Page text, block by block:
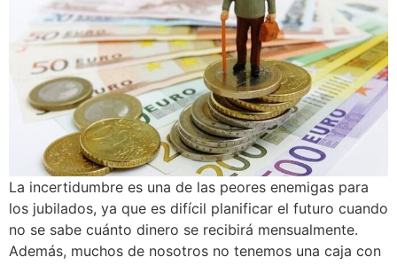
La incertidumbre es una de las peores enemigas para
los jubilados, ya que es difícil planificar el futuro cuando
no se sabe cuánto dinero se recibirá mensualmente.
Además, muchos de nosotros no tenemos una caja con